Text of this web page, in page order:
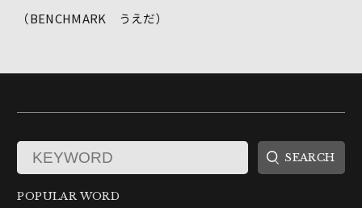
（BENCHMARK うえだ）
POPULAR WORD